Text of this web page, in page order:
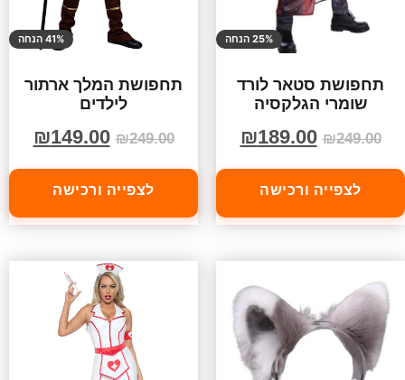
25% הנחה
תחפושת סטאר לורד
שומרי הגלקסיה
₪249.00
₪189.00
לצפייה ורכישה
41% הנחה
תחפושת המלך ארתור
לילדים
₪249.00
₪149.00
לצפייה ורכישה